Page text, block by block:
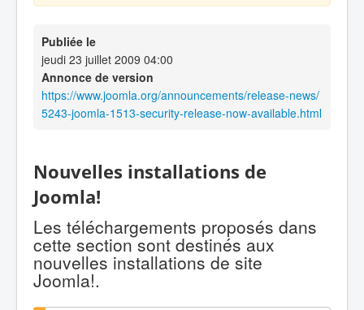
Publiée le
jeudi 23 juillet 2009 04:00
Annonce de version
https://www.joomla.org/announcements/release-news/
5243-joomla-1513-security-release-now-available.html
Nouvelles installations de
Joomla!
Les téléchargements proposés dans
cette section sont destinés aux
nouvelles installations de site
Joomla!.